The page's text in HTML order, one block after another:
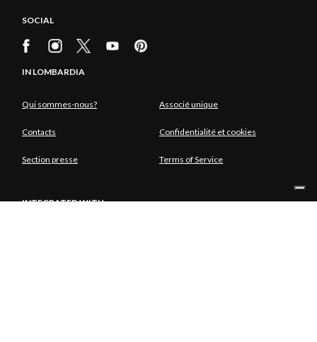
SOCIAL
IN LOMBARDIA
Qui sommes-nous? Associé unique
Contacts Confidentialité et cookies
Section presse Terms of Service
INTEGRATED WITH